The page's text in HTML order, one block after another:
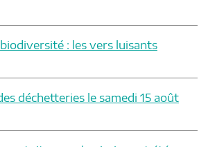
: les vers luisants
déchetteries le samedi 15 août